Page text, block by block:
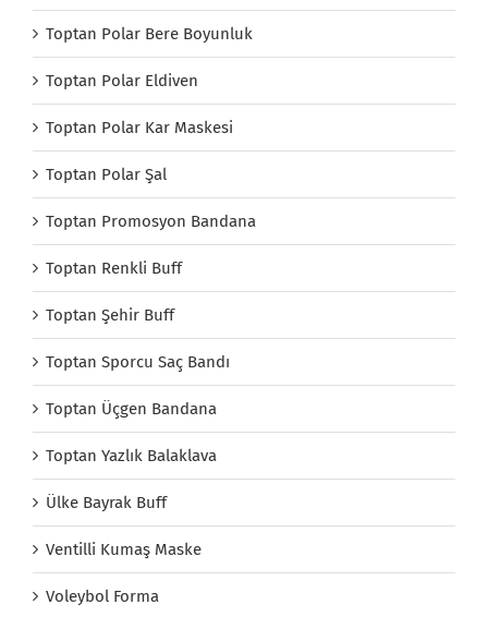
Toptan Polar Bere Boyunluk
Toptan Polar Eldiven
Toptan Polar Kar Maskesi
Toptan Polar Şal
Toptan Promosyon Bandana
Toptan Renkli Buff
Toptan Şehir Buff
Toptan Sporcu Saç Bandı
Toptan Üçgen Bandana
Toptan Yazlık Balaklava
Ülke Bayrak Buff
Ventilli Kumaş Maske
Voleybol Forma